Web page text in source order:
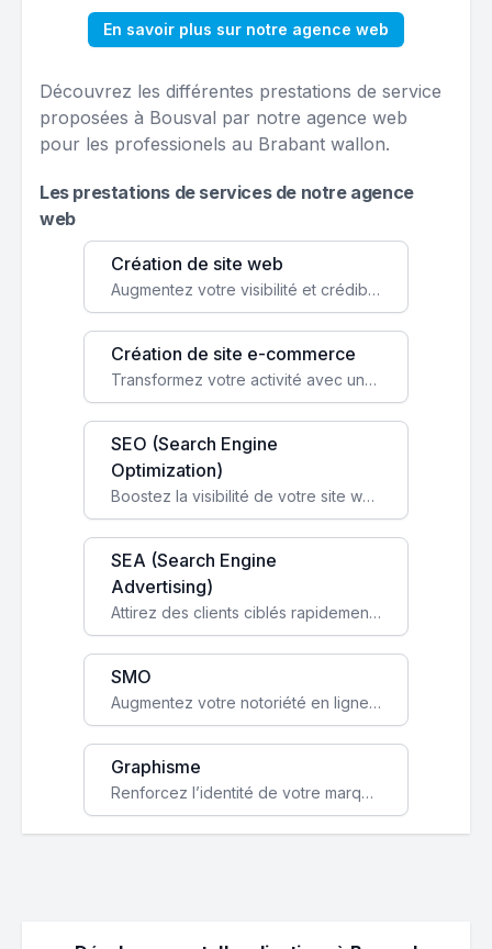
En savoir plus sur notre agence web
Découvrez les différentes prestations de service
proposées à Bousval par notre agence web
pour les professionels au Brabant wallon.
Les prestations de services de notre agence
web
Création de site web
Augmentez votre visibilité et crédibilité en ligne avec un site web performant, conçu pour attirer plus de clients.
Création de site e-commerce
Transformez votre activité avec une boutique en ligne, accessible à l'échelle mondiale 24/7.
SEO (Search Engine
Optimization)
Boostez la visibilité de votre site web sur Google et attirez du trafic qualifié grâce à nos stratégies SEO.
SEA (Search Engine
Advertising)
Attirez des clients ciblés rapidement avec des campagnes publicitaires payantes optimisées pour vos objectifs.
SMO
Augmentez votre notoriété en ligne et stimulez la croissance de votre entreprise grâce à une stratégie sociale sur mesure.
Graphisme
Renforcez l’identité de votre marque avec un design unique qui capte l’attention et engage vos clients.